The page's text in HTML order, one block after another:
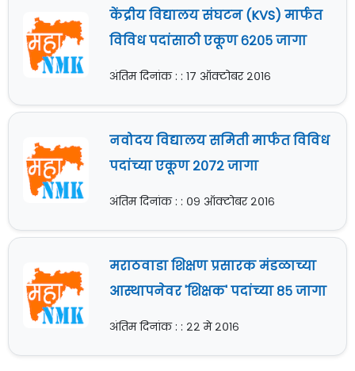
केंद्रीय विद्यालय संघटन (KVS) मार्फत
विविध पदांसाठी एकूण ६२०५ जागा
अंतिम दिनांक : : १७ ऑक्टोबर २०१६
नवोदय विद्यालय समिती मार्फत विविध
पदांच्या एकूण २०७२ जागा
अंतिम दिनांक : : ०९ ऑक्टोबर २०१६
मराठवाडा शिक्षण प्रसारक मंडळाच्या
आस्थापनेवर 'शिक्षक' पदांच्या ८५ जागा
अंतिम दिनांक : : २२ मे २०१६